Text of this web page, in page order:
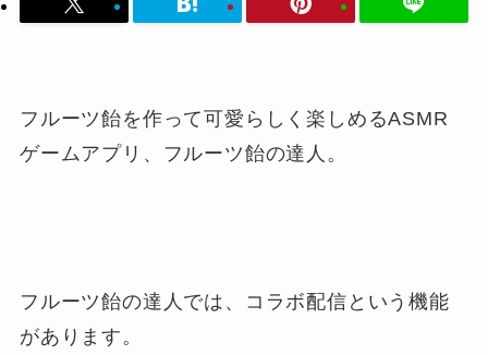
フルーツ飴を作って可愛らしく楽しめるASMR
ゲームアプリ、フルーツ飴の達人。
フルーツ飴の達人では、コラボ配信という機能
があります。